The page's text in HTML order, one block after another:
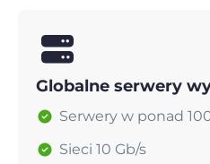
Globalne serwery
Serwery w ponad
Sieci 10 Gb/s